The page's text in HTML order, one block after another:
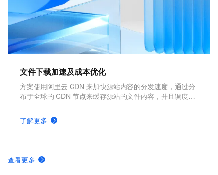
文件下载加速及成本优化
方案使用阿里云 CDN 来加快源站内容的分发速度，通过分
布于全球的 CDN 节点来缓存源站的文件内容，并且调度用
加快文件下载速度，提高网站性能。核心优势包括改善用户
体验，提高网站可访问性，在降低源站服务器负载的同时，
了解更多
查看更多